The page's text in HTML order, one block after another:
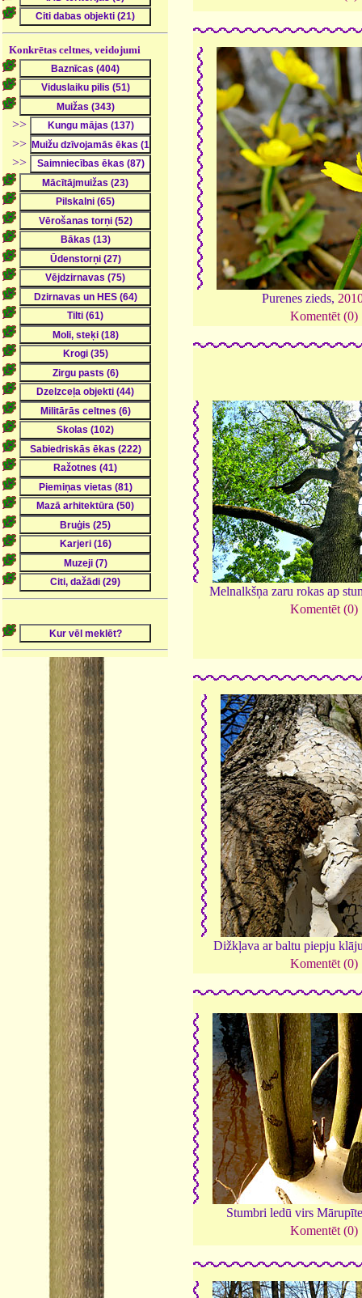
Konkrētas celtnes, veidojumi
>>
>>
>>
Purenes zieds,
Komentēt (0)
Melnalkšņa zaru rokas ap
Komentēt (0)
Dižkļava ar baltu piepju
Komentēt (0)
Stumbri ledū virs
Komentēt (0)